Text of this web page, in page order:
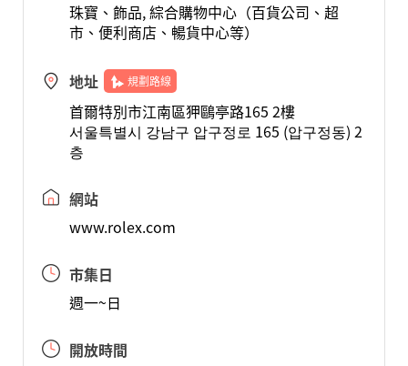
珠寶、飾品, 綜合購物中心（百貨公司、超
市、便利商店、暢貨中心等）
地址 規劃路線
首爾特別市江南區狎鷗亭路165 2樓
서울특별시 강남구 압구정로 165 (압구정동) 2
층
網站
www.rolex.com
市集日
週一~日
開放時間